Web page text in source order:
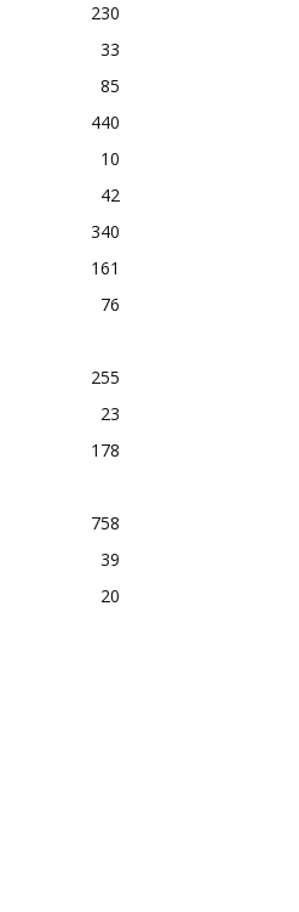
230
33
85
440
10
42
340
161
76
255
23
178
758
39
20